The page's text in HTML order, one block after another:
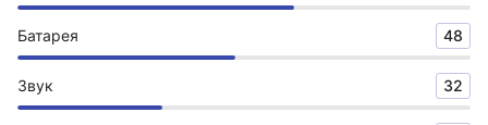
Батарея 48
Звук 32